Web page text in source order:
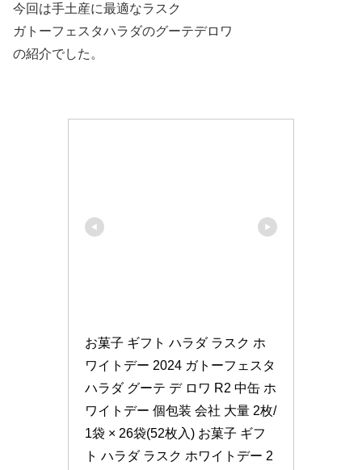
今回は手土産に最適なラスク
ガトーフェスタハラダのグーテデロワ
の紹介でした。
お菓子 ギフト ハラダ ラスク ホ
ワイトデー 2024 ガトーフェスタ
ハラダ グーテ デ ロワ R2 中缶 ホ
ワイトデー 個包装 会社 大量 2枚/
1袋 × 26袋(52枚入) お菓子 ギフ
ト ハラダ ラスク ホワイトデー 2